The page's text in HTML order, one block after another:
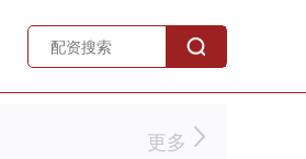
更多